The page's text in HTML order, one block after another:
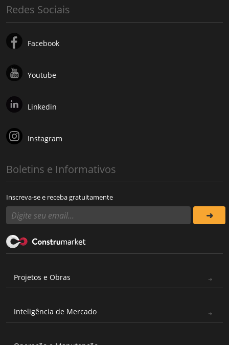
Redes Sociais
Facebook
Youtube
Linkedin
Instagram
Boletins e Informativos
Inscreva-se e receba gratuitamente
Projetos e Obras
Inteligência de Mercado